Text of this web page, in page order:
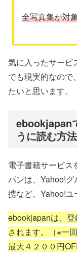
全写真集が対
気に入ったサービ
でも現実的なので
たいと思います。
ebookjapan
うに読む方法
電子書籍サービス
パンは、Yahoo!
携など、Yahoo!ユ
ebookjapanは、
されます。（※一
最大４２００円